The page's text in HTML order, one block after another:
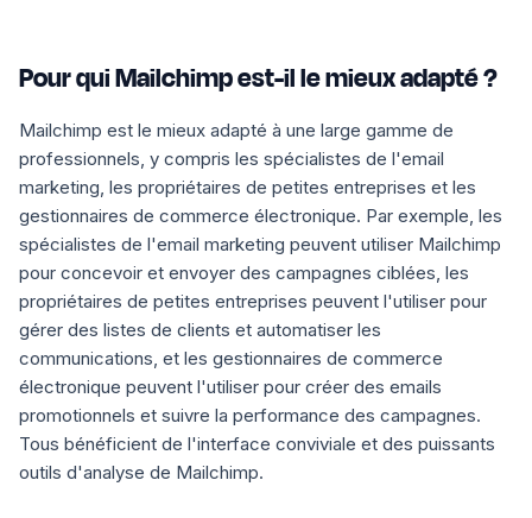
Pour qui Mailchimp est-il le mieux adapté ?
Mailchimp est le mieux adapté à une large gamme de
professionnels, y compris les spécialistes de l'email
marketing, les propriétaires de petites entreprises et les
gestionnaires de commerce électronique. Par exemple, les
spécialistes de l'email marketing peuvent utiliser Mailchimp
pour concevoir et envoyer des campagnes ciblées, les
propriétaires de petites entreprises peuvent l'utiliser pour
gérer des listes de clients et automatiser les
communications, et les gestionnaires de commerce
électronique peuvent l'utiliser pour créer des emails
promotionnels et suivre la performance des campagnes.
Tous bénéficient de l'interface conviviale et des puissants
outils d'analyse de Mailchimp.